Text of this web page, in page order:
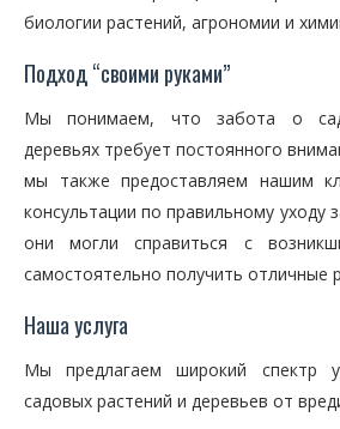
биологии растений, агрономии и
Подход “своими руками”
Мы понимаем, что забота о
деревьях требует постоянного
мы также предоставляем нашим
консультации по правильному уходу
они могли справиться с
самостоятельно получить отличные
Наша услуга
Мы предлагаем широкий спектр
садовых растений и деревьев от